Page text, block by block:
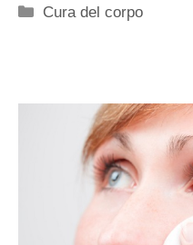
Categorie
Cura del corpo